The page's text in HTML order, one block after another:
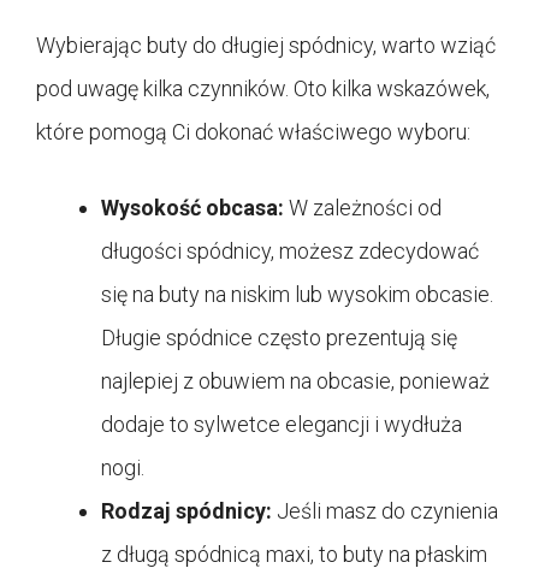
Wybierając buty do długiej spódnicy, warto wziąć
pod uwagę kilka czynników. Oto kilka wskazówek,
które pomogą Ci dokonać właściwego wyboru:
Wysokość obcasa: W zależności od
długości spódnicy, możesz zdecydować
się na buty na niskim lub wysokim obcasie.
Długie spódnice często prezentują się
najlepiej z obuwiem na obcasie, ponieważ
dodaje to sylwetce elegancji i wydłuża
nogi.
Rodzaj spódnicy: Jeśli masz do czynienia
z długą spódnicą maxi, to buty na płaskim